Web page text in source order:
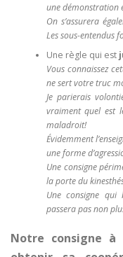
une démonstration
On s’assurera
Les sous-entendus
Une règle qui est
Vous connaissez
ne sert votre truc
Je parierais
vraiment quel est
maladroit!
Évidemment
une forme
Une consigne
la porte du
Une consigne
passera pas non
Notre consigne